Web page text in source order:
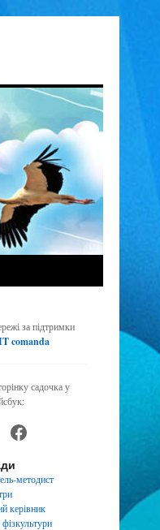
за підтримки
comanda
садочка у
https://
методист
керівник